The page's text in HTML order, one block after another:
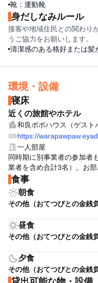
靴：運動靴
身だしなみルール
接客や地域住民との関わり
うご協力をお願いします。
清潔感のある格好または髪
環境・設備
寝床
近くの旅館やホテル
apartment和良ポポハウス（ゲスト
linkhttps://
meeting_room一人部屋
同時期に別事業者の参加者
業者を含め合計3名）。お
食事
sunny_snowing朝食
その他（おてつびとの金銭
sunny昼食
その他（おてつびとの金銭
bedtime夕食
その他（おてつびとの金銭